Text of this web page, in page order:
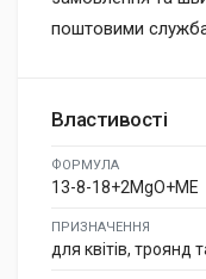
поштовими
Властивості
ФОРМУЛА
13-8-18+2MgO+ME
ПРИЗНАЧЕННЯ
для квітів, троянд